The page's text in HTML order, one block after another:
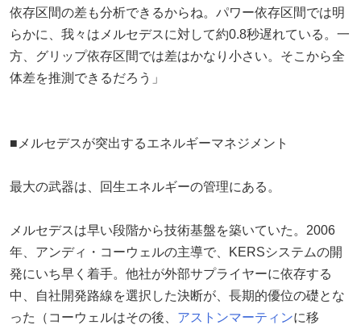
依存区間の差も分析できるからね。パワー依存区間では明
らかに、我々はメルセデスに対して約0.8秒遅れている。一
方、グリップ依存区間では差はかなり小さい。そこから全
体差を推測できるだろう」
■メルセデスが突出するエネルギーマネジメント
最大の武器は、回生エネルギーの管理にある。
メルセデスは早い段階から技術基盤を築いていた。2006
年、アンディ・コーウェルの主導で、KERSシステムの開
発にいち早く着手。他社が外部サプライヤーに依存する
中、自社開発路線を選択した決断が、長期的優位の礎とな
った（コーウェルはその後、 アストンマーティンに移